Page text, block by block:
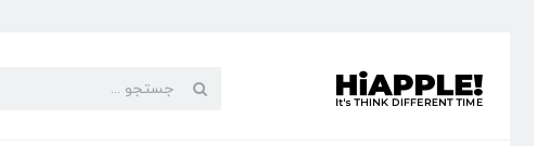
content
جستجو